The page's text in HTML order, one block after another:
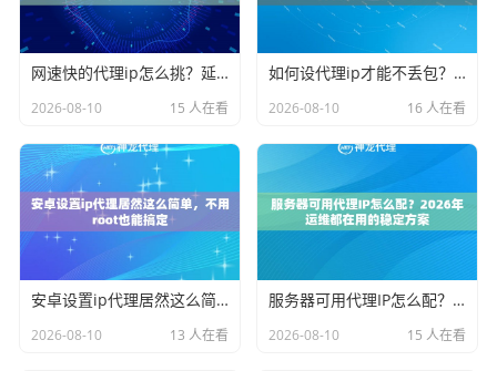
网速快的代理ip怎么挑？延迟低于50ms的秘密在这里
2026-08-10 15 人在看
如何设代理ip才能不丢包？网络工程师私藏的调优技巧
2026-08-10 16 人在看
安卓设置ip代理居然这么简单，不用root也能搞定
2026-08-10 13 人在看
服务器可用代理IP怎么配？2026年运维都在用的稳定方案
2026-08-10 15 人在看